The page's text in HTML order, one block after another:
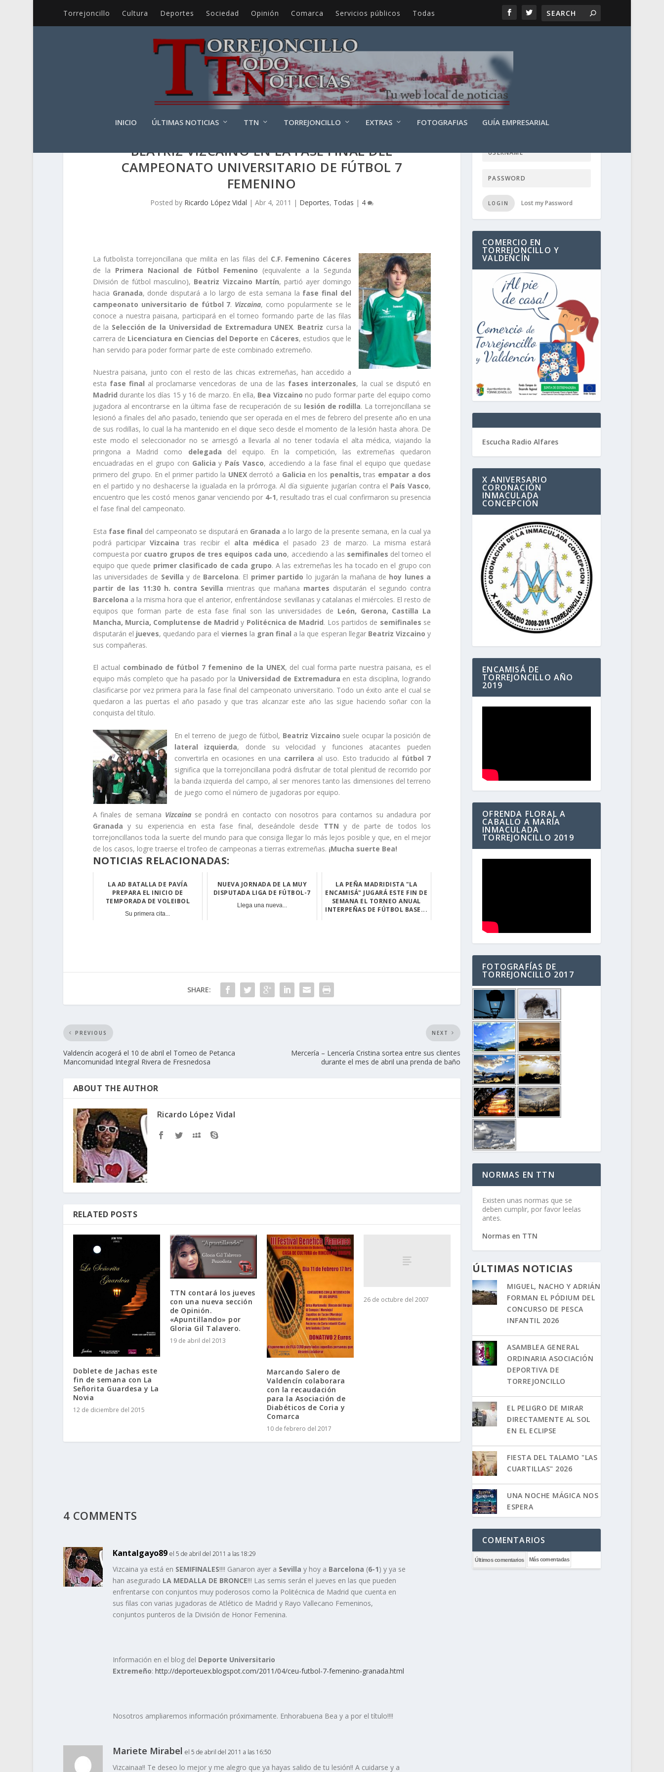
Torrejoncillo Cultura Deportes Sociedad Opinión Comarca Servicios públicos Todas
INICIO ÚLTIMAS NOTICIAS TTN TORREJONCILLO EXTRAS FOTOGRAFIAS GUÍA EMPRESARIAL
BEATRIZ VIZCAINO EN LA FASE FINAL DEL
CAMPEONATO UNIVERSITARIO DE FÚTBOL 7
FEMENINO
Posted by Ricardo López Vidal | Abr 4, 2011 | Deportes, Todas | 4
La futbolista torrejoncillana que milita en las filas del C.F. Femenino Cáceres
de la Primera Nacional de Fútbol Femenino (equivalente a la Segunda
División de fútbol masculino), Beatriz Vizcaino Martín, partió ayer domingo
hacia Granada, donde disputará a lo largo de esta semana la fase final del
campeonato universitario de fútbol 7. Vizcaina, como popularmente se le
conoce a nuestra paisana, participará en el torneo formando parte de las filas
de la Selección de la Universidad de Extremadura UNEX. Beatriz cursa la
carrera de Licenciatura en Ciencias del Deporte en Cáceres, estudios que le
han servido para poder formar parte de este combinado extremeño.
Nuestra paisana, junto con el resto de las chicas extremeñas, han accedido a
esta fase final al proclamarse vencedoras de una de las fases interzonales, la cual se disputó en
Madrid durante los días 15 y 16 de marzo. En ella, Bea Vizcaino no pudo formar parte del equipo como
jugadora al encontrarse en la última fase de recuperación de su lesión de rodilla. La torrejoncillana se
lesionó a finales del año pasado, teniendo que ser operada en el mes de febrero del presente año en una
de sus rodillas, lo cual la ha mantenido en el dique seco desde el momento de la lesión hasta ahora. De
este modo el seleccionador no se arriesgó a llevarla al no tener todavía el alta médica, viajando la
pringona a Madrid como delegada del equipo. En la competición, las extremeñas quedaron
encuadradas en el grupo con Galiciay País Vasco, accediendo a la fase final el equipo que quedase
primero del grupo. En el primer partido la UNEX derrotó a Galicia en los penaltis,tras empatar a dos
en el partido y no deshacerse la igualada en la prórroga. Al día siguiente jugarían contra el País Vasco,
encuentro que les costó menos ganar venciendo por 4-1, resultado tras el cual confirmaron su presencia
el fase final del campeonato.
Esta fase final del campeonato se disputará en Granada a lo largo de la presente semana, en la cual ya
podrá participarVizcainatras recibir el alta médica el pasado 23 de marzo. La misma estará
compuesta por cuatro grupos de tres equipos cada uno, accediendo a las semifinales del torneo el
equipo que quede primer clasificado de cada grupo. A las extremeñas les ha tocado en el grupo con
las universidades de Sevillay de Barcelona. El primer partido lo jugarán la mañana de hoy lunes a
partir de las 11:30 h. contra Sevilla mientras que mañana martes disputarán el segundo contra
Barcelona a la misma hora que el anterior, enfrentándose sevillanas y catalanas el miércoles. El resto de
equipos que forman parte de esta fase final son las universidades de León, Gerona, Castilla La
Mancha, Murcia, Complutense de Madrid y Politécnica de Madrid. Los partidos de semifinales se
disputarán el jueves, quedando para el viernes la gran final a la que esperan llegar Beatriz Vizcainoy
sus compañeras.
El actual combinado de fútbol 7 femenino de la UNEX, del cual forma parte nuestra paisana, es el
equipo más completo que ha pasado por la Universidad de Extremadura en esta disciplina, logrando
clasificarse por vez primera para la fase final del campeonato universitario. Todo un éxito ante el cual se
quedaron a las puertas el año pasado y que tras alcanzar este año las sigue haciendo soñar con la
conquista del título.
En el terreno de juego de fútbol, Beatriz Vizcaino suele ocupar la posición de
lateral izquierda, donde su velocidad y funciones atacantes pueden
convertirla en ocasiones en una carrilera al uso. Esto traducido al fútbol 7
significa que la torrejoncillana podrá disfrutar de total plenitud de recorrido por
la banda izquierda del campo, al ser menores tanto las dimensiones del terreno
de juego como el número de jugadoras por equipo.
A finales de semana Vizcaina se pondrá en contacto con nosotros para contarnos su andadura por
Granaday su experiencia en esta fase final, deseándole desde TTNy de parte de todos los
torrejoncillanos toda la suerte del mundo para que consiga llegar lo más lejos posible y que, en el mejor
de los casos, logre traerse el trofeo de campeonas a tierras extremeñas. ¡Mucha suerte Bea!
NOTICIAS RELACIONADAS:
LA AD BATALLA DE PAVÍA
PREPARA EL INICIO DE
TEMPORADA DE VOLEIBOL
Su primera cita...
NUEVA JORNADA DE LA MUY
DISPUTADA LIGA DE FÚTBOL-7
Llega una nueva...
LA PEÑA MADRIDISTA "LA
ENCAMISÁ" JUGARÁ ESTE FIN DE
SEMANA EL TORNEO ANUAL
INTERPEÑAS DE FÚTBOL BASE...
SHARE:
PREVIOUS
Valdencín acogerá el 10 de abril el Torneo de Petanca
Mancomunidad Integral Rivera de Fresnedosa
NEXT
Mercería – Lencería Cristina sortea entre sus clientes
durante el mes de abril una prenda de baño
ABOUT THE AUTHOR
Ricardo López Vidal
RELATED POSTS
Doblete de Jachas este
fin de semana con La
Señorita Guardesa y La
Novia
12 de diciembre del 2015
TTN contará los jueves
con una nueva sección
de Opinión.
«Apuntillando» por
Gloria Gil Talavero.
19 de abril del 2013
Marcando Salero de
Valdencín colaborara
con la recaudación
para la Asociación de
Diabéticos de Coria y
Comarca
10 de febrero del 2017
26 de octubre del 2007
4 COMMENTS
Kantalgayo89 el 5 de abril del 2011 a las 18:29
Vizcaina ya está en SEMIFINALES!!!! Ganaron ayer a Sevilla y hoy a Barcelona (6-1) y ya se
han asegurado LA MEDALLA DE BRONCE!!! Las semis serán el jueves en las que pueden
enfrentarse con conjuntos muy poderosos como la Politécnica de Madrid que cuenta en
sus filas con varias jugadoras de Atlético de Madrid y Rayo Vallecano Femeninos,
conjuntos punteros de la División de Honor Femenina.
Información en el blog del Deporte Universitario
Extremeño: http://deporteuex.blogspot.com/2011/04/ceu-futbol-7-femenino-granada.html
Nosotros ampliaremos información próximamente. Enhorabuena Bea y a por el título!!!!
Mariete Mirabel el 5 de abril del 2011 a las 16:50
Vizcainaa!! Te deseo lo mejor y me alegro que ya hayas salido de tu lesión!! A cuidarse y a
LOGIN USER TTN
LOGIN Lost my Password
COMERCIO EN
TORREJONCILLO Y
VALDENCÍN
Escucha Radio Alfares
X ANIVERSARIO
CORONACIÓN
INMACULADA
CONCEPCIÓN
ENCAMISÁ DE
TORREJONCILLO AÑO
2019
OFRENDA FLORAL A
CABALLO A MARÍA
INMACULADA
TORREJONCILLO 2019
FOTOGRAFÍAS DE
TORREJONCILLO 2017
NORMAS EN TTN
Existen unas normas que se
deben cumplir, por favor leelas
antes.
Normas en TTN
ÚLTIMAS NOTICIAS
MIGUEL, NACHO Y ADRIÁN
FORMAN EL PÓDIUM DEL
CONCURSO DE PESCA
INFANTIL 2026
ASAMBLEA GENERAL
ORDINARIA ASOCIACIÓN
DEPORTIVA DE
TORREJONCILLO
EL PELIGRO DE MIRAR
DIRECTAMENTE AL SOL
EN EL ECLIPSE
FIESTA DEL TALAMO "LAS
CUARTILLAS" 2026
UNA NOCHE MÁGICA NOS
ESPERA
COMENTARIOS
Últimos comentarios Más comentadas